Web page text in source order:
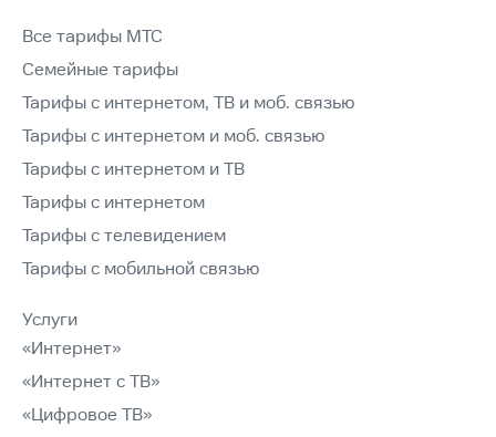
Все тарифы МТС
Семейные тарифы
Тарифы с интернетом, ТВ и моб. связью
Тарифы с интернетом и моб. связью
Тарифы с интернетом и ТВ
Тарифы с интернетом
Тарифы с телевидением
Тарифы с мобильной связью
Услуги
«Интернет»
«Интернет с ТВ»
«Цифровое ТВ»